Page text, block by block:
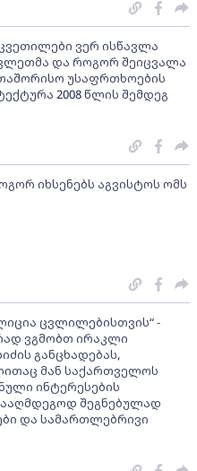
ვერ ისწავლა
და როგორ შეიცვალა
უსაფრთხოების
2008 წლის შემდეგ
იხსენებს აგვისტოს ომს
ცვლილებისთვის“ -
ვგმობთ ირაკლი
განცხადებას,
მან საქართველოს
ინტერესების
შეგნებულად
და სამართლებრივი